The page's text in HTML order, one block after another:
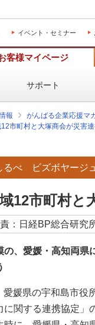
イベント・セミナー
客様マイページ
サポート
報
がんばる企業応援マ
12市町村と大塚商会が災害
るべ ビズボヤージュ
12市町村と
：日経BP総合研究
の、愛媛・高知両県
愛媛県の宇和島市役
に関する連携協定」